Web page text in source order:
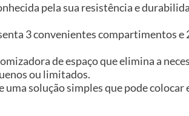
pela sua resistência e
3 convenientes compartimentos
de espaço que elimina a
ou limitados.
solução simples que pode colocar